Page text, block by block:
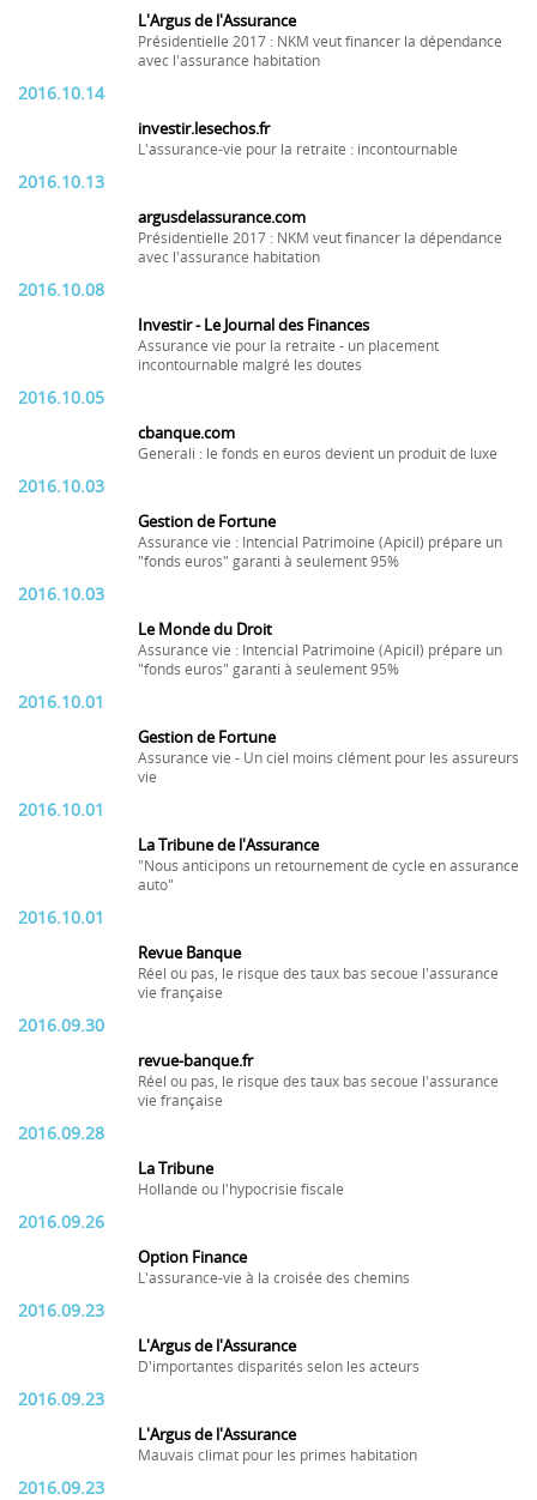
L'Argus de l'Assurance
Présidentielle 2017 : NKM veut financer la dépendance
avec l'assurance habitation
2016.10.14
investir.lesechos.fr
L'assurance-vie pour la retraite : incontournable
2016.10.13
argusdelassurance.com
Présidentielle 2017 : NKM veut financer la dépendance
avec l'assurance habitation
2016.10.08
Investir - Le Journal des Finances
Assurance vie pour la retraite - un placement
incontournable malgré les doutes
2016.10.05
cbanque.com
Generali : le fonds en euros devient un produit de luxe
2016.10.03
Gestion de Fortune
Assurance vie : Intencial Patrimoine (Apicil) prépare un
"fonds euros" garanti à seulement 95%
2016.10.03
Le Monde du Droit
Assurance vie : Intencial Patrimoine (Apicil) prépare un
"fonds euros" garanti à seulement 95%
2016.10.01
Gestion de Fortune
Assurance vie - Un ciel moins clément pour les assureurs
vie
2016.10.01
La Tribune de l'Assurance
"Nous anticipons un retournement de cycle en assurance
auto"
2016.10.01
Revue Banque
Réel ou pas, le risque des taux bas secoue l'assurance
vie française
2016.09.30
revue-banque.fr
Réel ou pas, le risque des taux bas secoue l'assurance
vie française
2016.09.28
La Tribune
Hollande ou l'hypocrisie fiscale
2016.09.26
Option Finance
L'assurance-vie à la croisée des chemins
2016.09.23
L'Argus de l'Assurance
D'importantes disparités selon les acteurs
2016.09.23
L'Argus de l'Assurance
Mauvais climat pour les primes habitation
2016.09.23